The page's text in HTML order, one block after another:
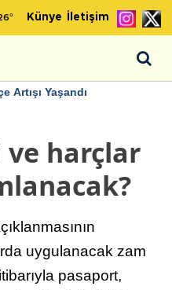
° Künye İletişim
Artışı Yaşandı
ve harçlar
uygulanacak zam
pasaport,